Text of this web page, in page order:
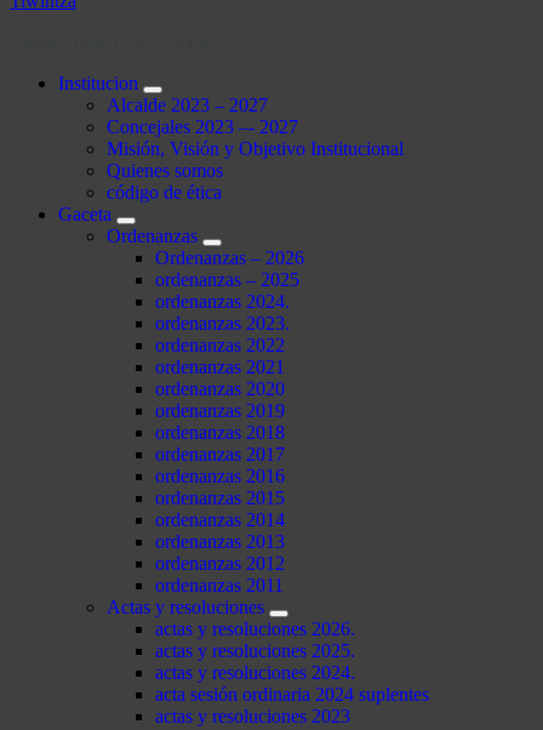
Institucion
Alcalde 2023 – 2027
Concejales 2023 –- 2027
Misión, Visión y Objetivo Institucional
Quienes somos
código de ética
Gaceta
Ordenanzas
Ordenanzas – 2026
ordenanzas – 2025
ordenanzas 2024.
ordenanzas 2023.
ordenanzas 2022
ordenanzas 2021
ordenanzas 2020
ordenanzas 2019
ordenanzas 2018
ordenanzas 2017
ordenanzas 2016
ordenanzas 2015
ordenanzas 2014
ordenanzas 2013
ordenanzas 2012
ordenanzas 2011
Actas y resoluciones
actas y resoluciones 2026.
actas y resoluciones 2025.
actas y resoluciones 2024.
acta sesión ordinaria 2024 suplentes
actas y resoluciones 2023